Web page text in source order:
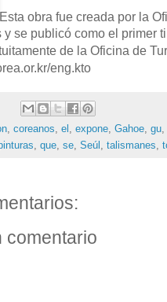
Esta obra fue creada por la
y se publicó como el primer
de la Oficina de
eng.kto
coreanos el expone Gahoe gu
que se Seúl talismanes
comentario